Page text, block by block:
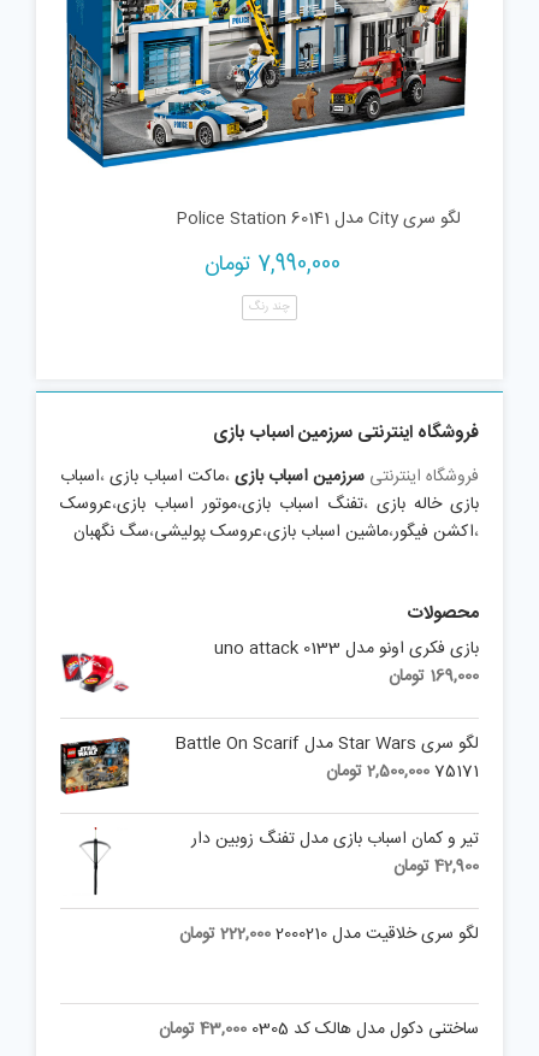
لگو سری City مدل Police Station 60141
7,990,000 تومان
چند رنگ
فروشگاه اینترنتی سرزمین اسباب بازی
فروشگاه اینترنتی سرزمین اسباب بازی،ماکت اسباب بازی،اسباب
بازی خاله بازی ،تفنگ اسباب بازی،موتور اسباب بازی،عروسک
،اکشن فیگور،ماشین اسباب بازی،عروسک پولیشی،سگ نگهبان
محصولات
بازی فکری اونو مدل uno attack 0133
169,000 تومان
لگو سری Star Wars مدل Battle On Scarif
75171
2,500,000تومان
تیر و کمان اسباب بازی مدل تفنگ زوبین دار
42,900تومان
لگو سری خلاقیت مدل 2000210 222,000تومان
ساختنی دکول مدل هالک کد 0305 43,000تومان